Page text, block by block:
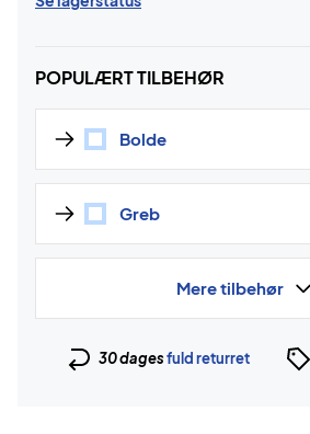
POPULÆRT TILBEHØR
Bolde
Greb
Mere tilbehør
30 dagesfuld returret